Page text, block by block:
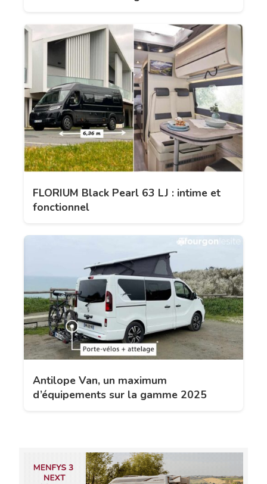
FLORIUM Black Pearl 63 LJ : intime et
fonctionnel
Antilope Van, un maximum
d’équipements sur la gamme 2025